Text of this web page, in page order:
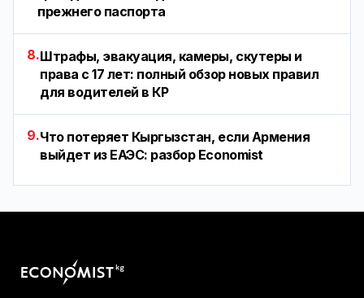
прежнего паспорта
8.Штрафы, эвакуация, камеры, скутеры и
права с 17 лет: полный обзор новых правил
для водителей в КР
9.Что потеряет Кыргызстан, если Армения
выйдет из ЕАЭС: разбор Economist